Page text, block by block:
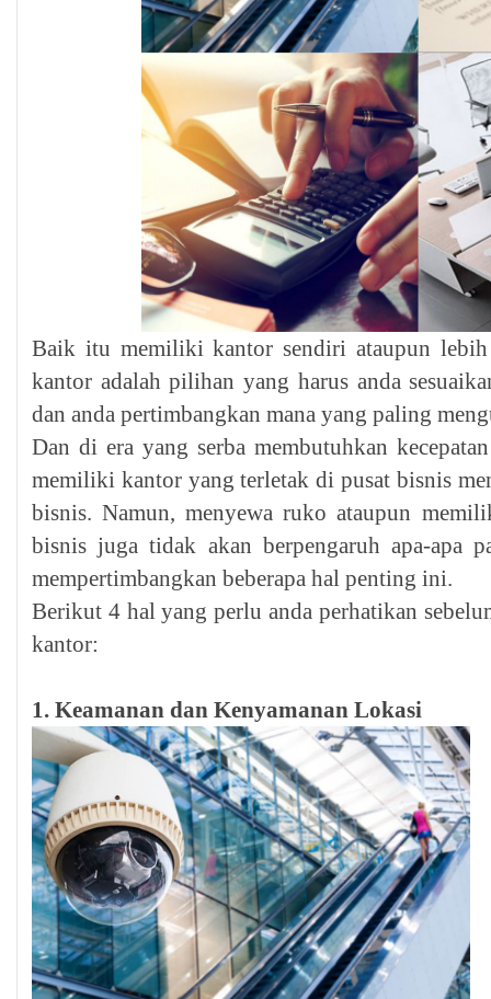
Baik itu memiliki kantor sendiri ataupun lebih
kantor adalah pilihan yang harus anda
dan anda pertimbangkan mana yang paling
Dan di era yang serba membutuhkan
memiliki kantor yang terletak di pusat bisnis
bisnis. Namun, menyewa ruko ataupun
bisnis juga tidak akan berpengaruh apa-apa
mempertimbangkan beberapa hal penting ini.
Berikut 4 hal yang perlu anda perhatikan
kantor:
1. Keamanan dan Kenyamanan Lokasi